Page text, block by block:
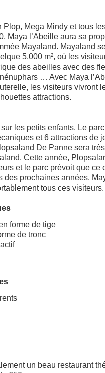
Mega Mindy et tous
Maya l’Abeille aura sa
Mayaland. Mayaland
5.000 m², où les
des abeilles avec des
… Avec Maya
les visiteurs vivront
attractions.
les petits enfants. Le
et 6 attractions de
De Panne sera
Cette année,
et le parc prévoit que ce
des prochaines années.
tous ces visiteurs.
forme de tige
de tronc
un beau restaurant